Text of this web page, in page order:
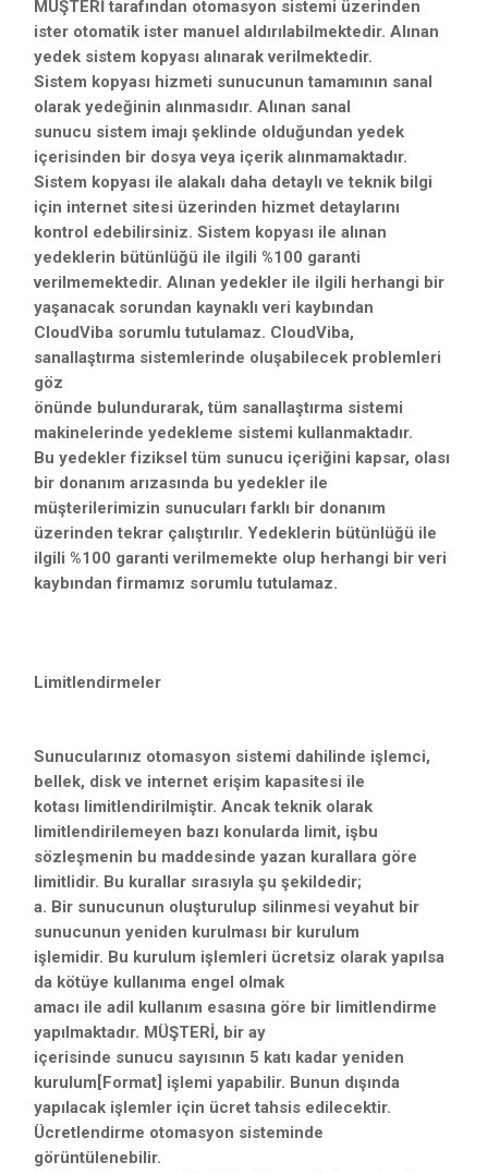
MÜŞTERİ tarafından otomasyon sistemi üzerinden
ister otomatik ister manuel aldırılabilmektedir. Alınan
yedek sistem kopyası alınarak verilmektedir.
Sistem kopyası hizmeti sunucunun tamamının sanal
olarak yedeğinin alınmasıdır. Alınan sanal
sunucu sistem imajı şeklinde olduğundan yedek
içerisinden bir dosya veya içerik alınmamaktadır.
Sistem kopyası ile alakalı daha detaylı ve teknik bilgi
için internet sitesi üzerinden hizmet detaylarını
kontrol edebilirsiniz. Sistem kopyası ile alınan
yedeklerin bütünlüğü ile ilgili %100 garanti
verilmemektedir. Alınan yedekler ile ilgili herhangi bir
yaşanacak sorundan kaynaklı veri kaybından
CloudViba sorumlu tutulamaz. CloudViba,
sanallaştırma sistemlerinde oluşabilecek problemleri
göz
önünde bulundurarak, tüm sanallaştırma sistemi
makinelerinde yedekleme sistemi kullanmaktadır.
Bu yedekler fiziksel tüm sunucu içeriğini kapsar, olası
bir donanım arızasında bu yedekler ile
müşterilerimizin sunucuları farklı bir donanım
üzerinden tekrar çalıştırılır. Yedeklerin bütünlüğü ile
ilgili %100 garanti verilmemekte olup herhangi bir veri
kaybından firmamız sorumlu tutulamaz.
Limitlendirmeler
Sunucularınız otomasyon sistemi dahilinde işlemci,
bellek, disk ve internet erişim kapasitesi ile
kotası limitlendirilmiştir. Ancak teknik olarak
limitlendirilemeyen bazı konularda limit, işbu
sözleşmenin bu maddesinde yazan kurallara göre
limitlidir. Bu kurallar sırasıyla şu şekildedir;
a. Bir sunucunun oluşturulup silinmesi veyahut bir
sunucunun yeniden kurulması bir kurulum
işlemidir. Bu kurulum işlemleri ücretsiz olarak yapılsa
da kötüye kullanıma engel olmak
amacı ile adil kullanım esasına göre bir limitlendirme
yapılmaktadır. MÜŞTERİ, bir ay
içerisinde sunucu sayısının 5 katı kadar yeniden
kurulum[Format] işlemi yapabilir. Bunun dışında
yapılacak işlemler için ücret tahsis edilecektir.
Ücretlendirme otomasyon sisteminde
görüntülenebilir.